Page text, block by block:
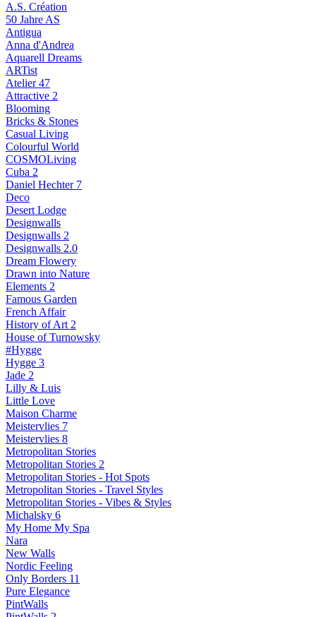
A.S. Création
50 Jahre AS
Antigua
Anna d'Andrea
Aquarell Dreams
ARTist
Atelier 47
Attractive 2
Blooming
Bricks & Stones
Casual Living
Colourful World
COSMOLiving
Cuba 2
Daniel Hechter 7
Deco
Desert Lodge
Designwalls
Designwalls 2
Designwalls 2.0
Dream Flowery
Drawn into Nature
Elements 2
Famous Garden
French Affair
History of Art 2
House of Turnowsky
#Hygge
Hygge 3
Jade 2
Lilly & Luis
Little Love
Maison Charme
Meistervlies 7
Meistervlies 8
Metropolitan Stories
Metropolitan Stories 2
Metropolitan Stories - Hot Spots
Metropolitan Stories - Travel Styles
Metropolitan Stories - Vibes & Styles
Michalsky 6
My Home My Spa
Nara
New Walls
Nordic Feeling
Only Borders 11
Pure Elegance
PintWalls